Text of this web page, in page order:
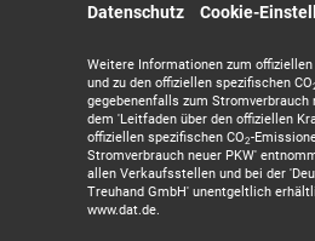
Datenschutz
Cookie-
Weitere Informationen zum
und zu den offiziellen spezifischen CO
gegebenenfalls zum Stromverbrauch
dem 'Leitfaden über den offiziellen
offiziellen spezifischen CO2-
Stromverbrauch neuer PKW'
allen Verkaufsstellen und bei der
Treuhand GmbH' unentgeltlich
www.dat.de.